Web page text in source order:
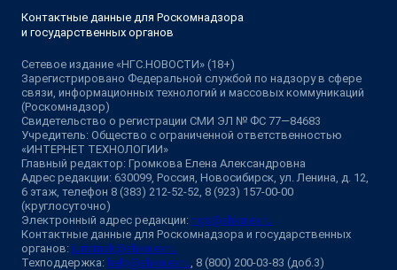
Контактные данные для Роскомнадзора
и государственных органов
Сетевое издание «НГС.НОВОСТИ» (18+)
Зарегистрировано Федеральной службой по надзору в сфере
связи, информационных технологий и массовых коммуникаций
(Роскомнадзор)
Свидетельство о регистрации СМИ ЭЛ № ФС 77—84683
Учредитель: Общество с ограниченной ответственностью
«ИНТЕРНЕТ ТЕХНОЛОГИИ»
Главный редактор: Громкова Елена Александровна
Адрес редакции: 630099, Россия, Новосибирск, ул. Ленина, д. 12,
6 этаж, телефон 8 (383) 212-52-52, 8 (923) 157-00-00
(круглосуточно)
Электронный адрес редакции: ngs@shkulev.ru
Контактные данные для Роскомнадзора и государственных
органов: juristnsk@shkulev.ru
Техподдержка: help@shkulev.ru , 8 (800) 200-03-83 (доб.3)